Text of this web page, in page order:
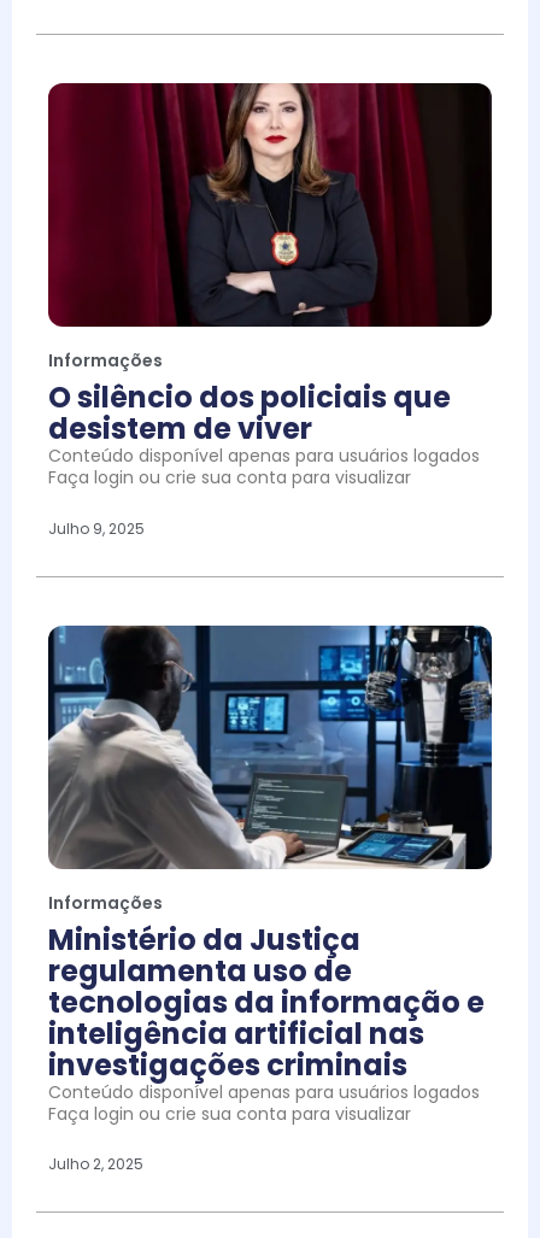
Informações
O silêncio dos policiais que
desistem de viver
Conteúdo disponível apenas para usuários logados
Faça login ou crie sua conta para visualizar
Julho 9, 2025
Informações
Ministério da Justiça
regulamenta uso de
tecnologias da informação e
inteligência artificial nas
investigações criminais
Conteúdo disponível apenas para usuários logados
Faça login ou crie sua conta para visualizar
Julho 2, 2025